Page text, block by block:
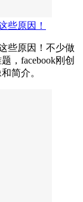
些原因！
些原因！不少做
，facebook刚创
简介。